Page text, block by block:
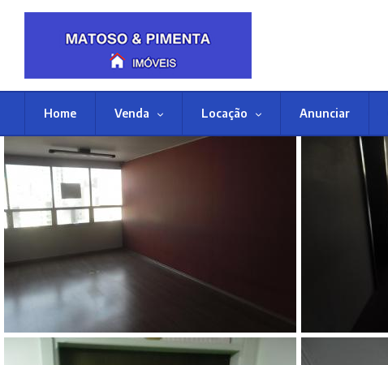
Home Venda Locação Anunciar